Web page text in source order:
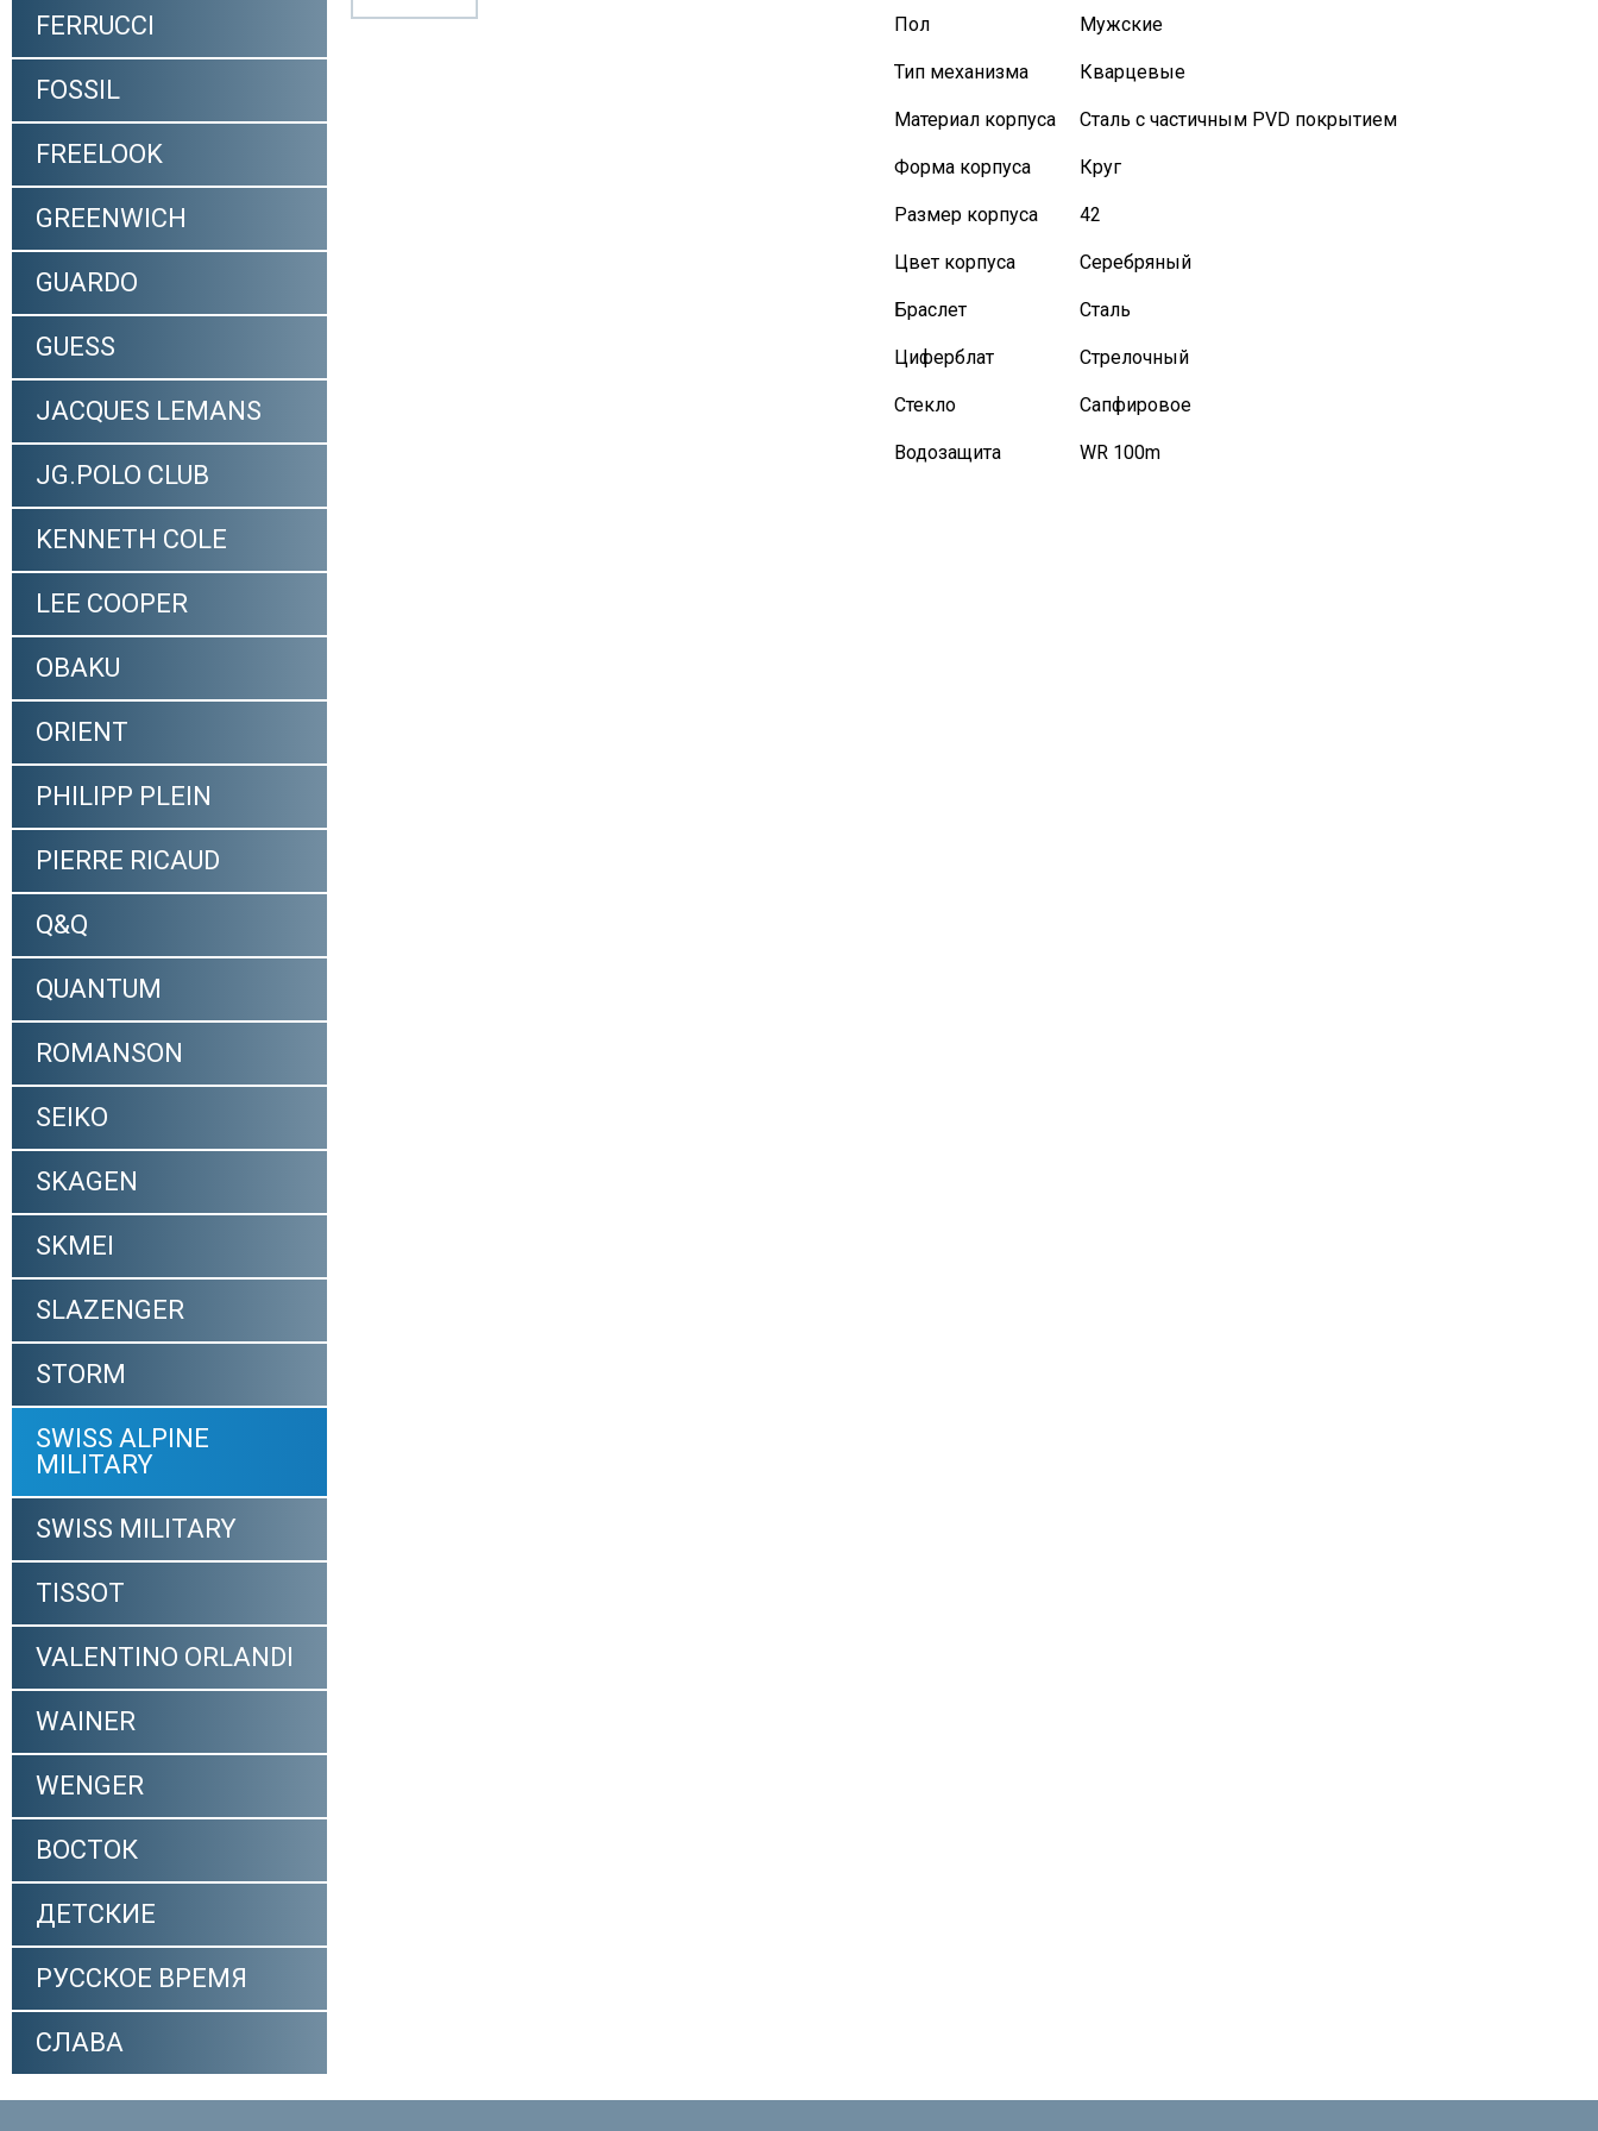
FERRUCCI
FOSSIL
FREELOOK
GREENWICH
GUARDO
GUESS
JACQUES LEMANS
JG.POLO CLUB
KENNETH COLE
LEE COOPER
OBAKU
ORIENT
PHILIPP PLEIN
PIERRE RICAUD
Q&Q
QUANTUM
ROMANSON
SEIKO
SKAGEN
SKMEI
SLAZENGER
STORM
SWISS ALPINE
MILITARY
SWISS MILITARY
TISSOT
VALENTINO ORLANDI
WAINER
WENGER
ВОСТОК
ДЕТСКИЕ
РУССКОЕ ВРЕМЯ
СЛАВА
Пол Мужские
Тип механизма Кварцевые
Материал корпуса Сталь с частичным PVD покрытием
Форма корпуса Круг
Размер корпуса 42
Цвет корпуса Серебряный
Браслет Сталь
Циферблат Стрелочный
Стекло Сапфировое
Водозащита WR 100m